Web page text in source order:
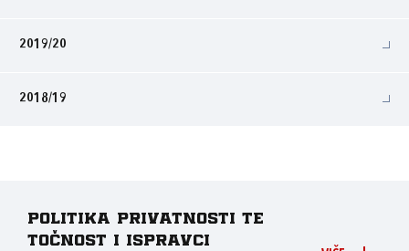
2019/20
2018/19
Politika privatnosti te
točnost i ispravci